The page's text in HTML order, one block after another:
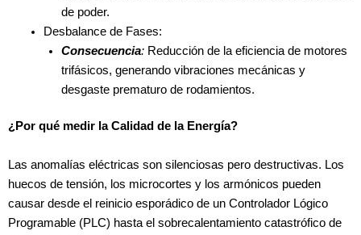
de poder.
Desbalance de Fases:
Consecuencia:Reducción de la eficiencia de motores
trifásicos, generando vibraciones mecánicas y
desgaste prematuro de rodamientos.
¿Por qué medir la Calidad de la Energía?
Las anomalías eléctricas son silenciosas pero destructivas. Los
huecos de tensión, los microcortes y los armónicos pueden
causar desde el reinicio esporádico de un Controlador Lógico
Programable (PLC) hasta el sobrecalentamiento catastrófico de